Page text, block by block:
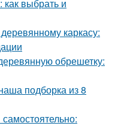
как выбрать и
каркасу:
обрешетку:
подборка из 8